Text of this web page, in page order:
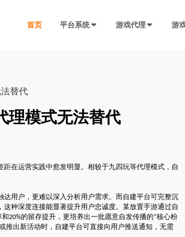
首页 平台系统
SDK4.0发行版
自定义分成，多等级权限
发行端后台
低成本管理，数据可视化
多语言、海外
游戏SDK定
需求定制，打
游戏代理
程
程
八年推广团队致力帮助中小游戏公司买量投流
游
游戏圈子系统
私信、支持文字、图片、短视频等 转化追踪的基
三方短信接
用于对接第三
省钱卡
替代
理模式无法替代
在运营实践中愈发明显。相较于九四玩等代理模式，自
用户，更难以深入分析用户需求。而自建平台可完整沉
种深度连接能显著提升用户忠诚度。某放置手游通过自
和20%的留存提升，更培养出一批愿意自发传播的“核心粉
推出新活动时，自建平台可直接向用户推送通知，无需